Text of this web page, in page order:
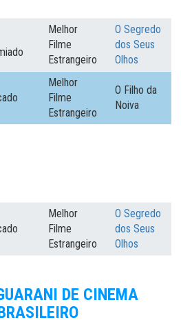
Melhor
Filme
Estrangeiro
O Segredo
dos Seus
Olhos
Melhor
Filme
Estrangeiro
O Filho da
Noiva
Melhor
Filme
Estrangeiro
O Segredo
dos Seus
Olhos
DE CINEMA